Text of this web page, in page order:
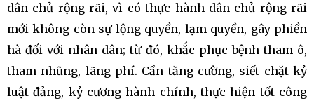
dân chủ rộng rãi, vì có thực hành dân chủ rộng rãi
mới không còn sự lộng quyền, lạm quyền, gây phiền
hà đối với nhân dân; từ đó, khắc phục bệnh tham ô,
tham nhũng, lãng phí. Cần tăng cường, siết chặt kỷ
luật đảng, kỷ cương hành chính, thực hiện tốt công